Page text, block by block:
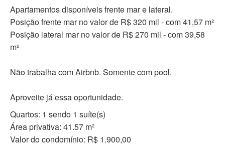
Apartamentos disponíveis frente mar e lateral.
Posição frente mar no valor de R$ 320 mil - com 41,57 m²
Posição lateral mar no valor de R$ 270 mil - com 39,58
m²
Não trabalha com Airbnb. Somente com pool.
Aproveite já essa oportunidade.
Quartos: 1 sendo 1 suíte(s)
Área privativa: 41.57 m²
Valor do condomínio: R$ 1.900,00